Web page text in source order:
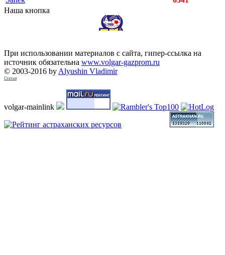
Наша кнопка
При использовании материалов с сайта, гипер-ссылка на
источник обязательна www.volgar-gazprom.ru
© 2003-2016 by Alyushin Vladimir
Статьи
volgar-mainlink